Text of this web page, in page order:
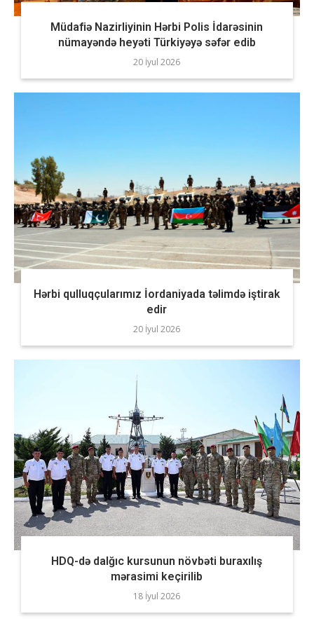
Müdafiə Nazirliyinin Hərbi Polis İdarəsinin
nümayəndə heyəti Türkiyəyə səfər edib
20 İyul 2026
Hərbi qulluqçularımız İordaniyada təlimdə iştirak
edir
20 İyul 2026
HDQ-də dalğıc kursunun növbəti buraxılış
mərasimi keçirilib
18 İyul 2026